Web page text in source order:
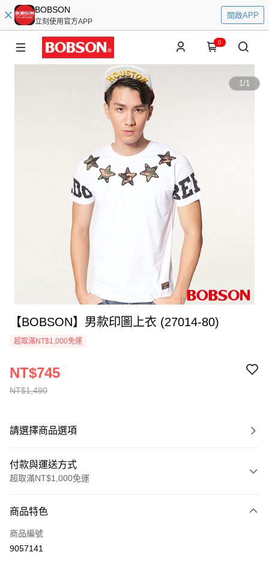
BOBSON
立刻使用官方APP
開啟APP
0
1/1
【BOBSON】男款印圖上衣 (27014-80)
超取滿NT$1,000免運
NT$1,490
NT$745
請選擇商品選項
付款與運送方式
超取滿NT$1,000免運
信用卡一次付款
Apple Pay
商品特色
商品編號
9057141